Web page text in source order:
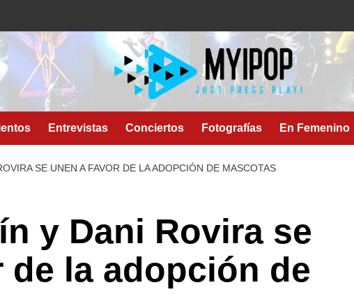
Entrevistas Conciertos Fotografías En Femenino
SE UNEN A FAVOR DE LA ADOPCIÓN DE MASCOTAS
y Dani Rovira se
de la adopción de